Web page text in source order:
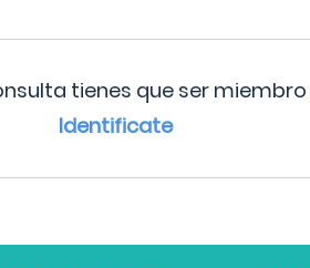
tienes que ser miembro
Identificate